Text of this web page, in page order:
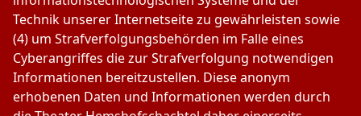
Technik unserer Internetseite zu gewährleisten sowie
(4) um Strafverfolgungsbehörden im Falle eines
Cyberangriffes die zur Strafverfolgung notwendigen
Informationen bereitzustellen. Diese anonym
erhobenen Daten und Informationen werden durch